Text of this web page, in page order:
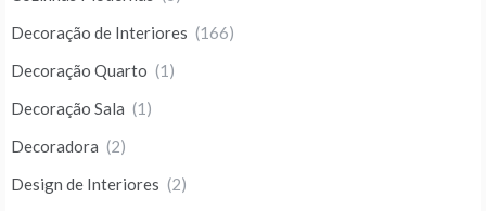
Decoração de Interiores (166)
Decoração Quarto (1)
Decoração Sala (1)
Decoradora (2)
Design de Interiores (2)